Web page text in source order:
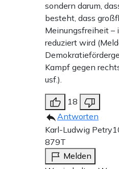
sondern darum,
besteht, dass
Meinungsfreiheit –
reduziert wird
Kampf gegen
usf.).
18
Antworten
Karl-Ludwig Petry
879T
Melden